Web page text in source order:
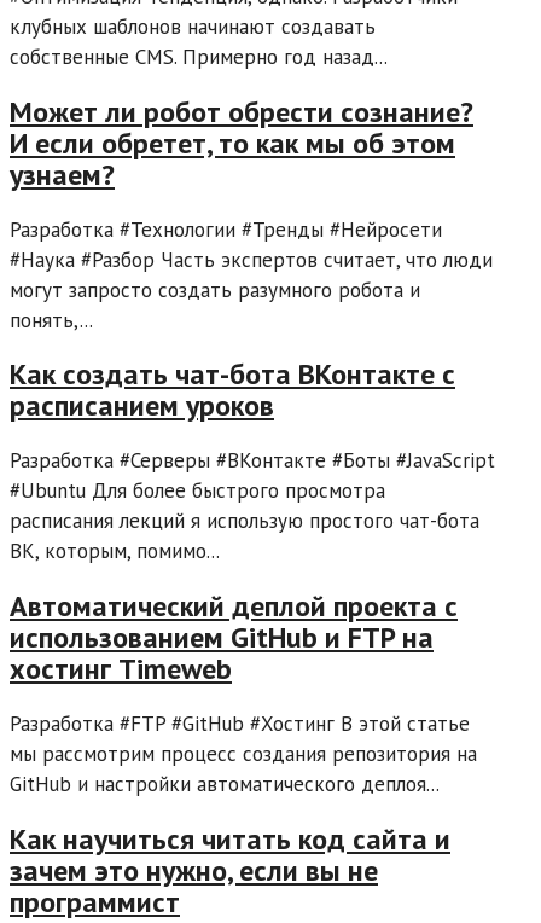
клубных шаблонов начинают создавать
собственные CMS. Примерно год назад...
Может ли робот обрести сознание?
И если обретет, то как мы об этом
узнаем?
Разработка #Технологии #Тренды #Нейросети
#Наука #Разбор Часть экспертов считает, что люди
могут запросто создать разумного робота и
понять,...
Как создать чат-бота ВКонтакте с
расписанием уроков
Разработка #Серверы #ВКонтакте #Боты #JavaScript
#Ubuntu Для более быстрого просмотра
расписания лекций я использую простого чат-бота
ВК, которым, помимо...
Автоматический деплой проекта с
использованием GitHub и FTP на
хостинг Timeweb
Разработка #FTP #GitHub #Хостинг В этой статье
мы рассмотрим процесс создания репозитория на
GitHub и настройки автоматического деплоя...
Как научиться читать код сайта и
зачем это нужно, если вы не
программист